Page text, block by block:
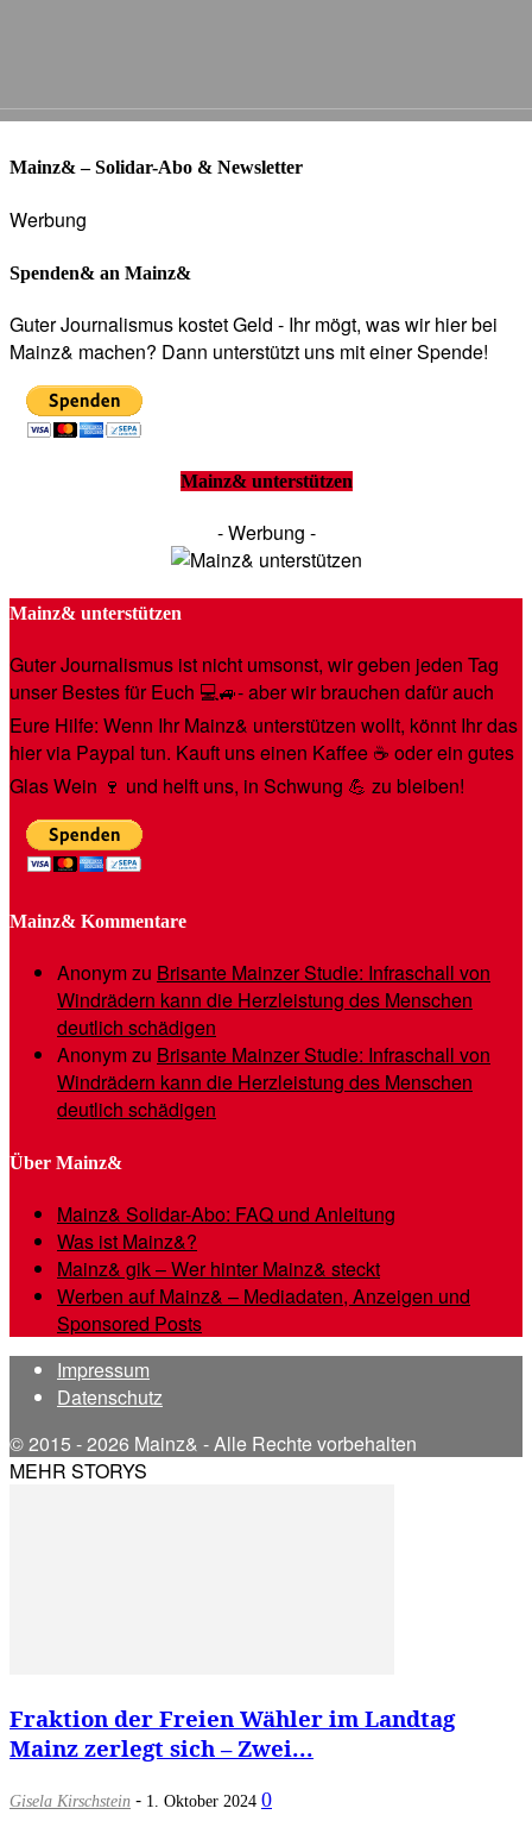
Mainz& – Solidar-Abo & Newsletter
Werbung
Spenden& an Mainz&
Guter Journalismus kostet Geld - Ihr mögt, was wir hier bei
Mainz& machen? Dann unterstützt uns mit einer Spende!
Mainz& unterstützen
- Werbung -
Mainz& unterstützen
Guter Journalismus ist nicht umsonst, wir geben jeden Tag
unser Bestes für Euch 💻🚙- aber wir brauchen dafür auch
Eure Hilfe: Wenn Ihr Mainz& unterstützen wollt, könnt Ihr das
hier via Paypal tun. Kauft uns einen Kaffee ☕️ oder ein gutes
Glas Wein 🍷 und helft uns, in Schwung 💪 zu bleiben!
Mainz& Kommentare
Anonymzu Brisante Mainzer Studie: Infraschall von
Windrädern kann die Herzleistung des Menschen
deutlich schädigen
Anonymzu Brisante Mainzer Studie: Infraschall von
Windrädern kann die Herzleistung des Menschen
deutlich schädigen
Über Mainz&
Mainz& Solidar-Abo: FAQ und Anleitung
Was ist Mainz&?
Mainz& gik – Wer hinter Mainz& steckt
Werben auf Mainz& – Mediadaten, Anzeigen und
Sponsored Posts
Impressum
Datenschutz
© 2015 - 2026 Mainz& - Alle Rechte vorbehalten
MEHR STORYS
Fraktion der Freien Wähler im Landtag
Mainz zerlegt sich – Zwei...
Gisela Kirschstein - 1. Oktober 2024 0